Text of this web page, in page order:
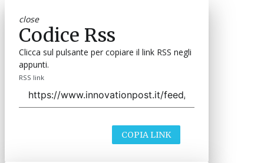
close
Codice Rss
Clicca sul pulsante per copiare il link RSS negli
appunti.
RSS link
COPIA LINK